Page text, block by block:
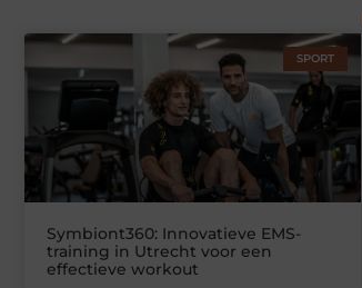
SPORT
Symbiont360: Innovatieve EMS-
training in Utrecht voor een
effectieve workout